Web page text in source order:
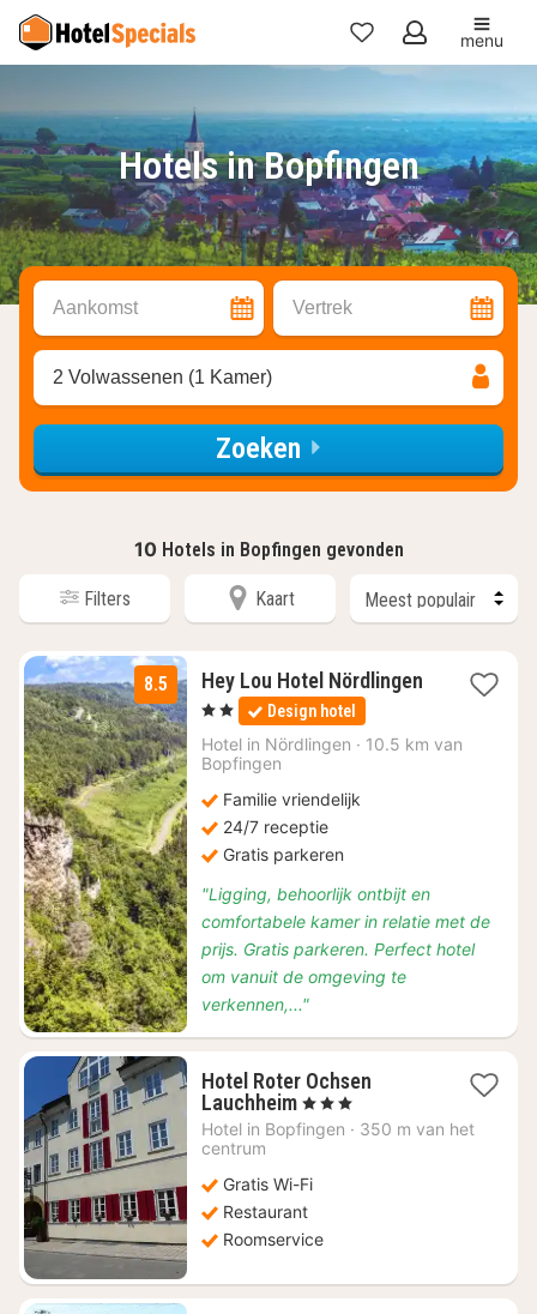
Mijn
menu
Hotels in Bopfingen
Aankomst Vertrek
2 Volwassenen (1 Kamer)
Zoeken
10 Hotels in Bopfingen gevonden
Filters Kaart
8.5
Hey Lou Hotel Nördlingen
2
nachten
vanaf
€
, 2 Sterren Design hotel
Hotel in Nördlingen · 10.5 km van
Bopfingen
Familie vriendelijk
24/7 receptie
Gratis parkeren
"Ligging, behoorlijk ontbijt en
comfortabele kamer in relatie met de
prijs. Gratis parkeren. Perfect hotel
om vanuit de omgeving te
verkennen,..."
Hotel Roter Ochsen
Lauchheim1
nacht
vanaf
92,52
, 3 Sterren
Hotel in Bopfingen · 350 m van het
centrum
Gratis Wi-Fi
Restaurant
Roomservice